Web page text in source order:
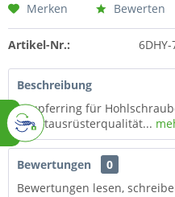
Merken Bewerten
Artikel-Nr.:
Beschreibung
Kupferring für Hohlschraube
A Erstausrüsterqualität...
Bewertungen
0
Bewertungen lesen,